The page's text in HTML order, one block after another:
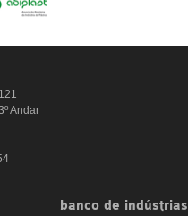
Andar
banco de indústrias